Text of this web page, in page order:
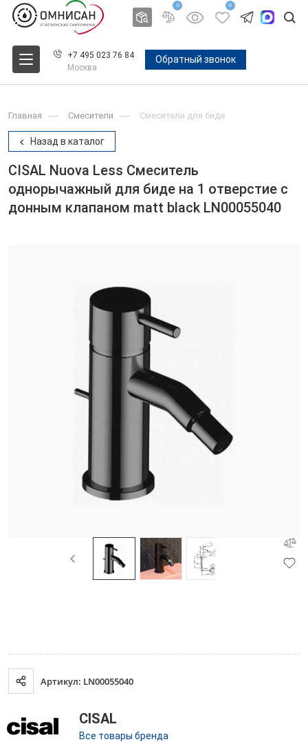
0 0
+7 495 023 76 84
Москва
Обратный звонок
Главная Смесители Смесители для биде
Назад в каталог
CISAL Nuova Less Смеситель
однорычажный для биде на 1 отверстие с
донным клапаном matt black LN00055040
Артикул: LN00055040
CISAL
Все товары бренда